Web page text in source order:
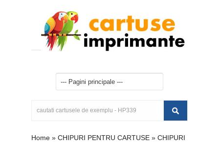
Home » CHIPURI PENTRU CARTUSE » CHIPURI